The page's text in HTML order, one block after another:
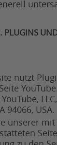
PLUGINS
nutzt
94066, USA.
unserer